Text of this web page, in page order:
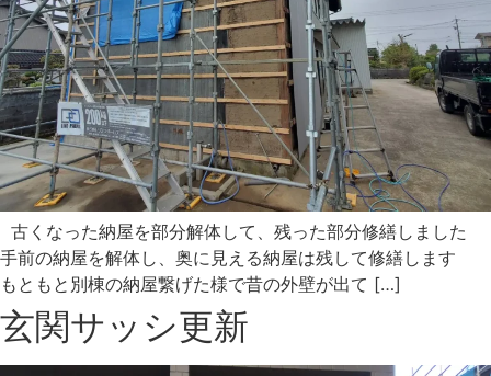
古くなった納屋を部分解体して、残った部分修繕しました
手前の納屋を解体し、奥に見える納屋は残して修繕します
もともと別棟の納屋繋げた様で昔の外壁が出て […]
玄関サッシ更新